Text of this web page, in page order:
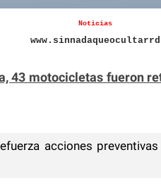
Noticias
www.sinnadaqueocultarrd
43 motocicletas fueron
acciones